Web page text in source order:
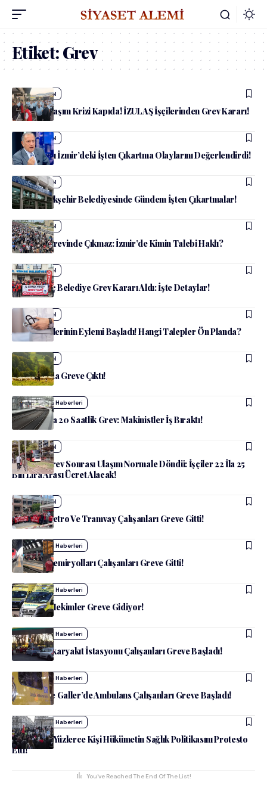
Etiket:Grev
admin Güncel
İzmir’de Ulaşım Krizi Kapıda! İZULAŞ İşçilerinden Grev Kararı!
admin Güncel
Fatih Altaylı İzmir’deki İşten Çıkartma Olaylarını Değerlendirdi!
admin Güncel
İzmir Büyükşehir Belediyesinde Gündem İşten Çıkartmalar!
admin Güncel
Belediye Grevinde Çıkmaz: İzmir’de Kimin Talebi Haklı?
admin Güncel
İzmir’de Üç Belediye Grev Kararı Aldı: İşte Detaylar!
admin Güncel
Aile Hekimlerinin Eylemi Başladı! Hangi Talepler Ön Planda?
admin Güncel
Çobanlar da Greve Çıktı!
admin Dünya Haberleri
Almanya’da 20 Saatlik Grev: Makinistler İş Bıraktı!
admin Güncel
İzmir’de Grev Sonrası Ulaşım Normale Döndü: İşçiler 22 İla 25
Bin Lira Arası Ücret Alacak!
admin Güncel
İzmir’de Metro Ve Tramvay Çalışanları Greve Gitti!
admin Dünya Haberleri
İtalya’da Demiryolları Çalışanları Greve Gitti!
admin Dünya Haberleri
Pratisyen Hekimler Greve Gidiyor!
admin Dünya Haberleri
İtalya’da Akaryakıt İstasyonu Çalışanları Greve Başladı!
admin Dünya Haberleri
İngiltere Ve Galler’de Ambulans Çalışanları Greve Başladı!
admin Dünya Haberleri
Londra’da Yüzlerce Kişi Hükümetin Sağlık Politikasını Protesto
Etti!
You've Reached The End Of The List!